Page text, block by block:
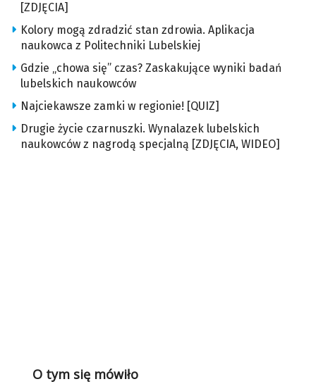
[ZDJĘCIA]
Kolory mogą zdradzić stan zdrowia. Aplikacja
naukowca z Politechniki Lubelskiej
Gdzie „chowa się” czas? Zaskakujące wyniki badań
lubelskich naukowców
Najciekawsze zamki w regionie! [QUIZ]
Drugie życie czarnuszki. Wynalazek lubelskich
naukowców z nagrodą specjalną [ZDJĘCIA, WIDEO]
O tym się mówiło